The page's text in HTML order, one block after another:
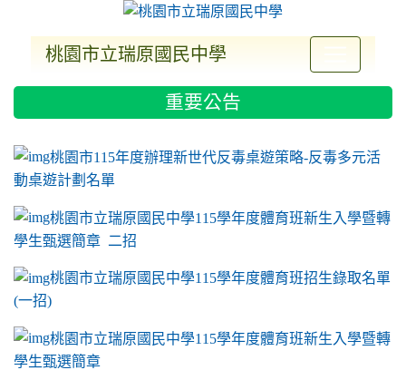
桃園市立瑞原國民中學
重要公告
link to https://sites.google.com/a/m2.ryjh.tyc.edu.tw/ryjh011/
桃園市115年度辦理新世代反毒桌遊策略-反毒多元活
動桌遊計劃名單
桃園市立瑞原國民中學115學年度體育班新生入學暨轉
學生甄選簡章 二招
桃園市立瑞原國民中學115學年度體育班招生錄取名單
(一招)
桃園市立瑞原國民中學115學年度體育班新生入學暨轉
學生甄選簡章